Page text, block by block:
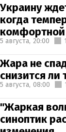
Украину
когда
комфортной
5 августа, 20:00
Жара не
снизится ли
5 августа, 08:00
"Жаркая
синоптик